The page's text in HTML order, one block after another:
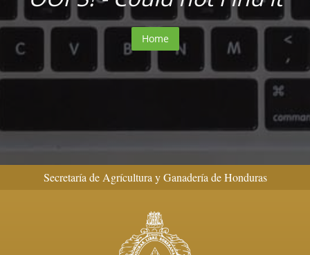
Home
Secretaría de Agrícultura y Ganadería de Honduras